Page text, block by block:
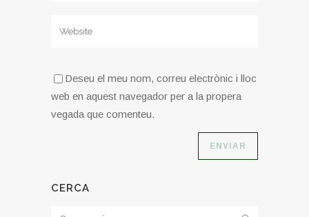
Deseu el meu nom, correu electrònic i lloc
web en aquest navegador per a la propera
vegada que comenteu.
CERCA